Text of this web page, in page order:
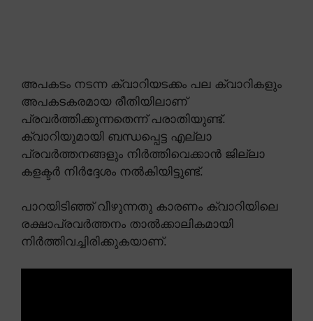
അപകടം നടന്ന ക്വാറിയടക്കം പല ക്വാറികളും
അപകടകരമായ രീതിയിലാണ്
പ്രവർത്തിക്കുന്നതെന്ന് പരാതിയുണ്ട്.
ക്വാറിയുമായി ബന്ധപ്പെട്ട എല്ലാ
പ്രവർത്തനങ്ങളും നിർത്തിവെക്കാൻ ജില്ലാ
കളക്ടർ നിർദ്ദേശം നൽകിയിട്ടുണ്ട്.
പാറയിടിഞ്ഞ് വീഴുന്നതു കാരണം ക്വാറിയിലെ
രക്ഷാപ്രവർത്തനം താൽക്കാലികമായി
നിർത്തിവച്ചിരിക്കുകയാണ്.